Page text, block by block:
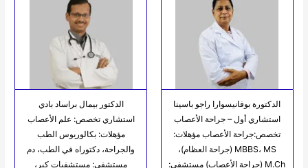
الدكتورة بوفانيسوارا راجو باسينا
استشاري أول – جراحة الأعصاب
تخصص:جراحة الأعصاب مؤهلات:
MBBS، MS (جراحة العظام)،
M.Ch (جراحة الأعصاب) مستشفى:
الدكتور بيمال براساد بادي
استشاري تخصص: علم الأعصاب
مؤهلات: بكالوريوس الطب
والجراحة، دكتوراه في الطب، دم
مستشفى: مستشفيات كير،